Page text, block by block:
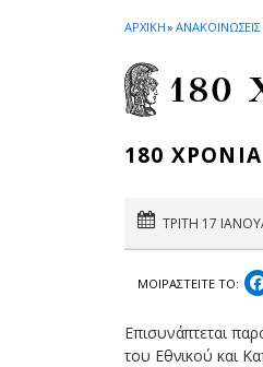
ΑΡΧΙΚΗ»
180
180
ΤΡΙΤΗ 17
ΜΟΙΡΑΣΤEIΤΕ ΤΟ:
Επισυνάπτεται
του Εθνικού και